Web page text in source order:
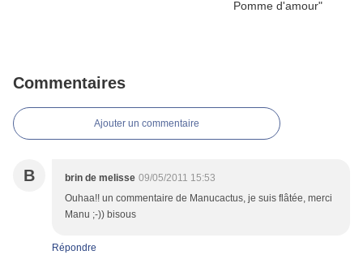
Commentaires
Ajouter un commentaire
B brin de melisse 09/05/2011 15:53
Ouhaa!! un commentaire de Manucactus, je suis flâtée, merci
Manu ;-)) bisous
Répondre